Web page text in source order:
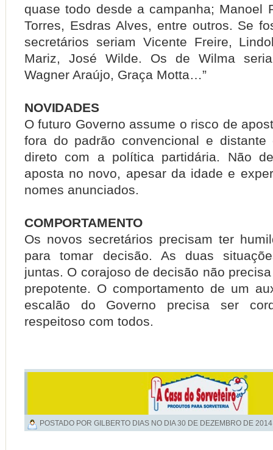
quase todo desde a campanha; Manoel
Torres, Esdras Alves, entre outros. Se
secretários seriam Vicente Freire,
Mariz, José Wilde. Os de Wilma
Wagner Araújo, Graça Motta…”
NOVIDADES
O futuro Governo assume o risco de
fora do padrão convencional e distante
direto com a política partidária. Não
aposta no novo, apesar da idade e
nomes anunciados.
COMPORTAMENTO
Os novos secretários precisam ter
para tomar decisão. As duas
juntas. O corajoso de decisão não
prepotente. O comportamento de um
escalão do Governo precisa ser
respeitoso com todos.
POSTADO POR GILBERTO DIAS NO DIA30 DE DEZEMBRO DE 2014